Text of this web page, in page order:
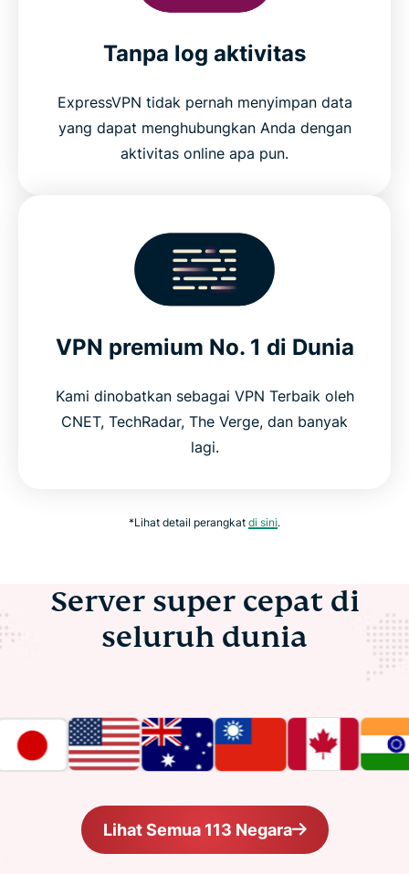
Tanpa log aktivitas
ExpressVPN tidak pernah menyimpan data
yang dapat menghubungkan Anda dengan
aktivitas online apa pun.
VPN premium No. 1 di Dunia
Kami dinobatkan sebagai VPN Terbaik oleh
CNET, TechRadar, The Verge, dan banyak
lagi.
*Lihat detail perangkat di sini.
Server super cepat di
seluruh dunia
Lihat Semua 113 Negara